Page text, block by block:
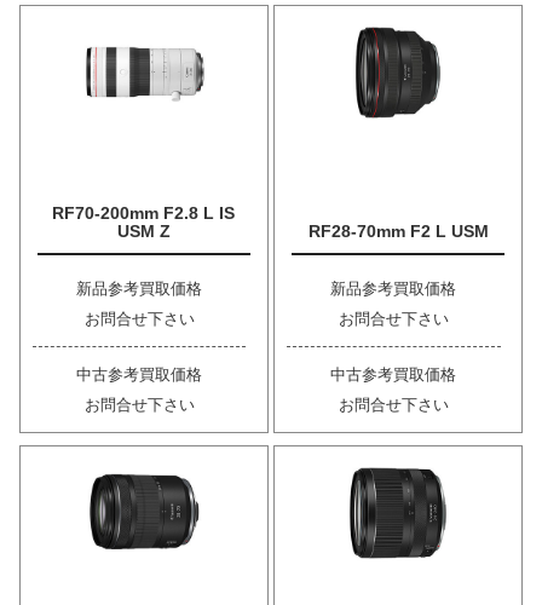
RF70-200mm F2.8 L IS
USM Z
新品参考買取価格
お問合せ下さい
中古参考買取価格
お問合せ下さい
RF28-70mm F2 L USM
新品参考買取価格
お問合せ下さい
中古参考買取価格
お問合せ下さい